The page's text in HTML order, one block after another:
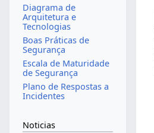
Diagrama de
Arquitetura e
Tecnologias
Boas Práticas de
Segurança
Escala de Maturidade
de Segurança
Plano de Respostas a
Incidentes
Noticias